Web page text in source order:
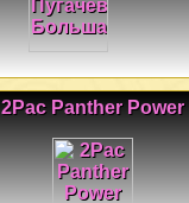
2Pac Panther Power